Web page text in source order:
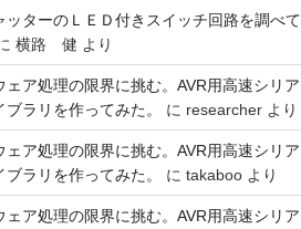
ッターのＬＥＤ付きスイッチ回路を調べて
横路 健 より
ェア処理の限界に挑む。AVR用高速シリア
ブラリを作ってみた。
に researcherより
ェア処理の限界に挑む。AVR用高速シリア
ブラリを作ってみた。
に takabooより
ェア処理の限界に挑む。AVR用高速シリア